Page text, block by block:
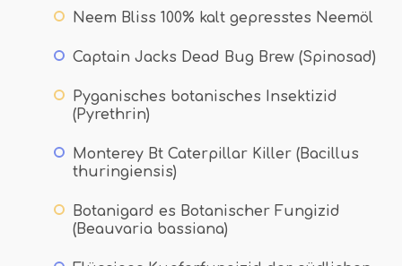
Neem Bliss 100% kalt gepresstes Neemöl
Captain Jacks Dead Bug Brew (Spinosad)
Pyganisches botanisches Insektizid
(Pyrethrin)
Monterey Bt Caterpillar Killer (Bacillus
thuringiensis)
Botanigard es Botanischer Fungizid
(Beauvaria bassiana)